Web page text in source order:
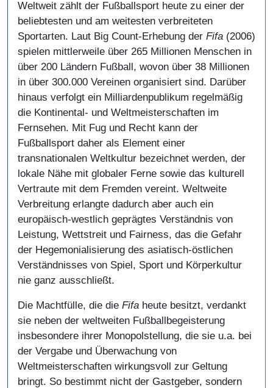
Weltweit zählt der Fußballsport heute zu einer der
beliebtesten und am weitesten verbreiteten
Sportarten. Laut Big Count-Erhebung der Fifa (2006)
spielen mittlerweile über 265 Millionen Menschen in
über 200 Ländern Fußball, wovon über 38 Millionen
in über 300.000 Vereinen organisiert sind. Darüber
hinaus verfolgt ein Milliardenpublikum regelmäßig
die Kontinental- und Weltmeisterschaften im
Fernsehen. Mit Fug und Recht kann der
Fußballsport daher als Element einer
transnationalen Weltkultur bezeichnet werden, der
lokale Nähe mit globaler Ferne sowie das kulturell
Vertraute mit dem Fremden vereint. Weltweite
Verbreitung erlangte dadurch aber auch ein
europäisch-westlich geprägtes Verständnis von
Leistung, Wettstreit und Fairness, das die Gefahr
der Hegemonialisierung des asiatisch-östlichen
Verständnisses von Spiel, Sport und Körperkultur
nie ganz ausschließt.
Die Machtfülle, die die Fifa heute besitzt, verdankt
sie neben der weltweiten Fußballbegeisterung
insbesondere ihrer Monopolstellung, die sie u.a. bei
der Vergabe und Überwachung von
Weltmeisterschaften wirkungsvoll zur Geltung
bringt. So bestimmt nicht der Gastgeber, sondern